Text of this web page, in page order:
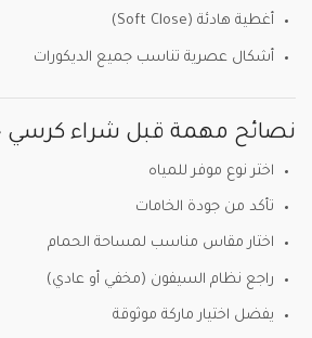
أغطية هادئة (Soft Close)
أشكال عصرية تناسب جميع الديكورات
نصائح مهمة قبل شراء كرسي
اختر نوع موفر للمياه
تأكد من جودة الخامات
اختار مقاس مناسب لمساحة الحمام
راجع نظام السيفون (مخفي أو عادي)
يفضل اختيار ماركة موثوقة